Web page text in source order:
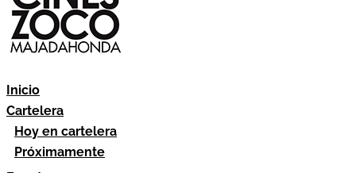
Inicio
Cartelera
Hoy en cartelera
Próximamente